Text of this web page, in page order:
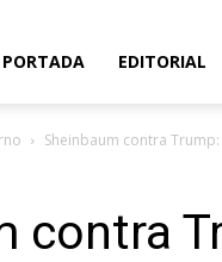
PORTADA EDITORIAL
Sheinbaum contra
contra